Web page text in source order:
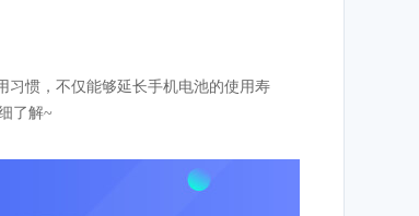
习惯，不仅能够延长手机电池的使用寿
了解~